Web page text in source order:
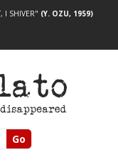
I SHIVER" (Y. OZU, 1959)
Go